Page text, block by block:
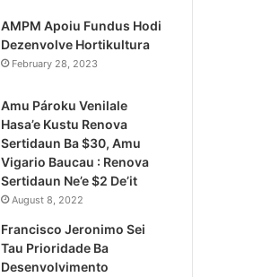
AMPM Apoiu Fundus Hodi
Dezenvolve Hortikultura
February 28, 2023
Amu Pároku Venilale
Hasa’e Kustu Renova
Sertidaun Ba $30, Amu
Vigario Baucau : Renova
Sertidaun Ne’e $2 De’it
August 8, 2022
Francisco Jeronimo Sei
Tau Prioridade Ba
Desenvolvimento